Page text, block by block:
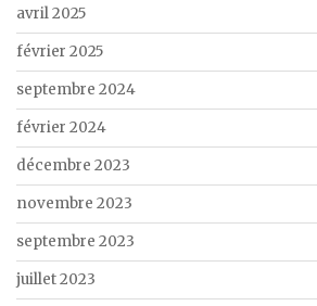
avril 2025
février 2025
septembre 2024
février 2024
décembre 2023
novembre 2023
septembre 2023
juillet 2023